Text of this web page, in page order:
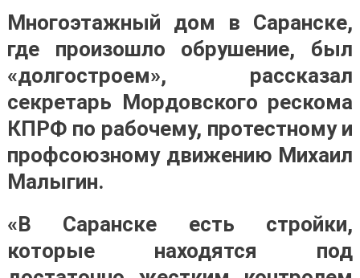
Многоэтажный дом в Саранске,
где произошло обрушение, был
«долгостроем», рассказал
секретарь Мордовского рескома
КПРФ по рабочему, протестному и
профсоюзному движению Михаил
Малыгин.
«В Саранске есть стройки,
которые находятся под